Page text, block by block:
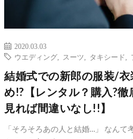
2020.03.03
ウエディング
スーツ タキシード
結婚式での新郎の服装/
め!?【レンタル？購入?徹
見れば間違いなし!!】
「そろそろあの人と結婚…」 なんて